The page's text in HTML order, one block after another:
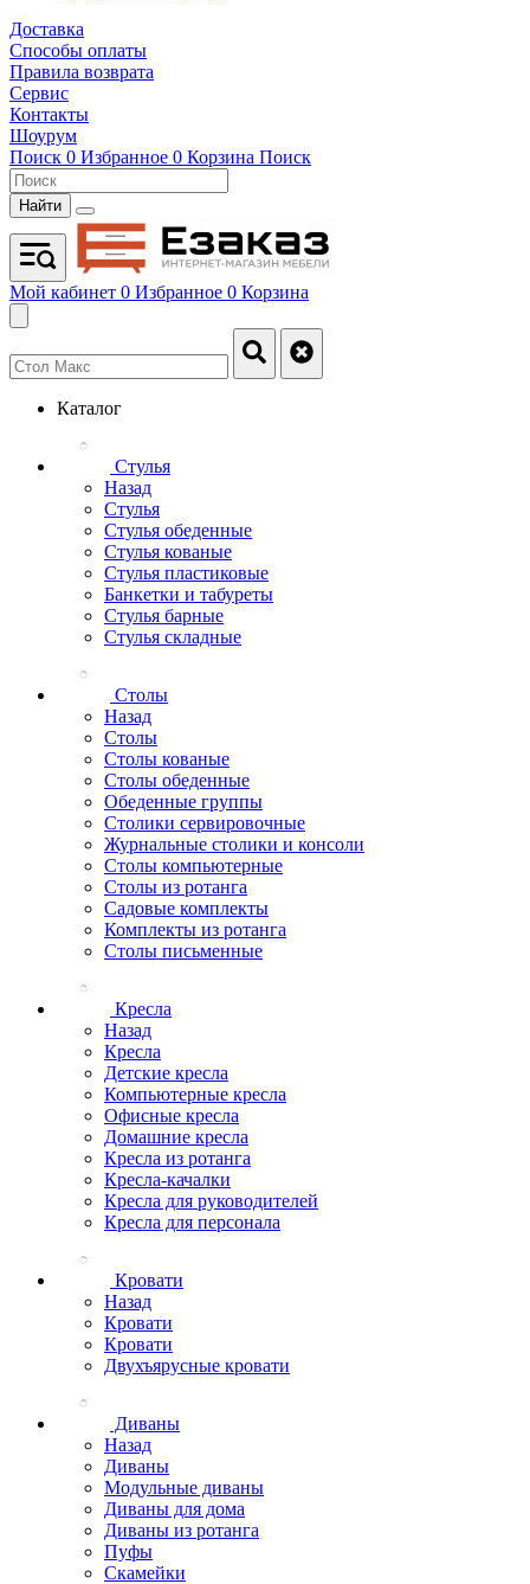
Доставка
Способы оплаты
Правила возврата
Сервис
Контакты
Шоурум
Поиск 0 Избранное 0 Корзина Поиск
Найти
Мой кабинет 0 Избранное 0 Корзина
Каталог
Стулья
Назад
Стулья
Стулья обеденные
Стулья кованые
Стулья пластиковые
Банкетки и табуреты
Стулья барные
Стулья складные
Столы
Назад
Столы
Столы кованые
Столы обеденные
Обеденные группы
Столики сервировочные
Журнальные столики и консоли
Столы компьютерные
Столы из ротанга
Садовые комплекты
Комплекты из ротанга
Столы письменные
Кресла
Назад
Кресла
Детские кресла
Компьютерные кресла
Офисные кресла
Домашние кресла
Кресла из ротанга
Кресла-качалки
Кресла для руководителей
Кресла для персонала
Кровати
Назад
Кровати
Кровати
Двухъярусные кровати
Диваны
Назад
Диваны
Модульные диваны
Диваны для дома
Диваны из ротанга
Пуфы
Скамейки